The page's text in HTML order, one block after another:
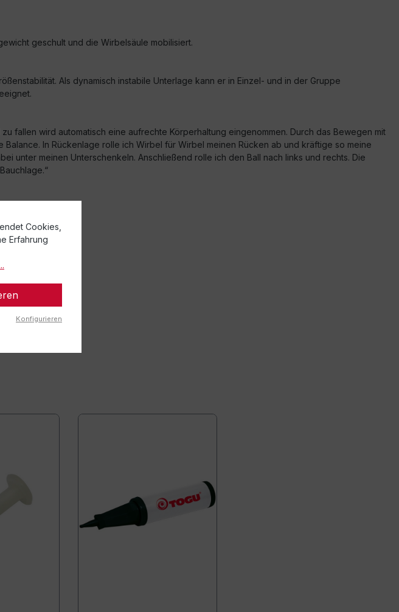
geschult und die Wirbelsäule mobilisiert.
Als dynamisch instabile Unterlage kann er in Einzel- und in der Gruppe
fallen wird automatisch eine aufrechte Körperhaltung eingenommen. Durch das Bewegen mit
In Rückenlage rolle ich Wirbel für Wirbel meinen Rücken ab und kräftige so meine
unter meinen Unterschenkeln. Anschließend rolle ich den Ball nach links und rechts. Die
Cookies,
Erfahrung
Konfigurieren